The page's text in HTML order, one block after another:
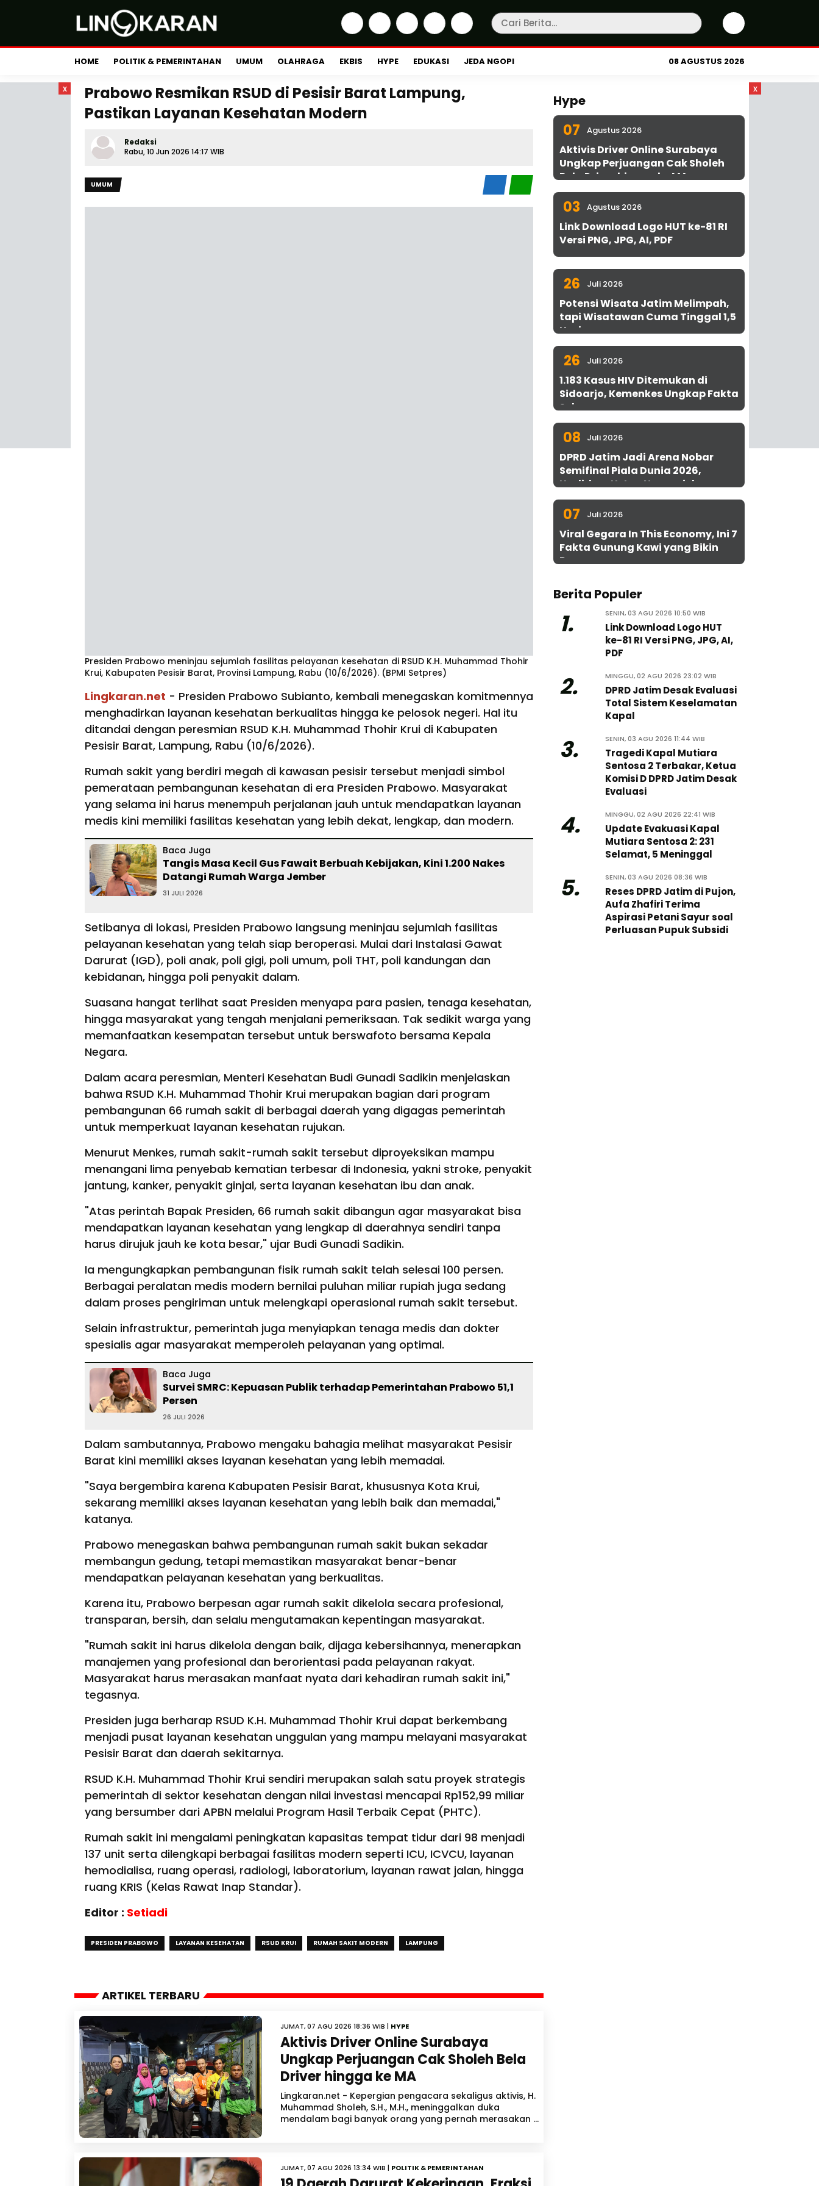
HOME POLITIK & PEMERINTAHAN UMUM OLAHRAGA EKBIS HYPE EDUKASI JEDA NGOPI 08 AGUSTUS 2026
x x
Prabowo Resmikan RSUD di Pesisir Barat Lampung,
Pastikan Layanan Kesehatan Modern
Redaksi
Rabu, 10 Jun 2026 14:17 WIB
UMUM
Presiden Prabowo meninjau sejumlah fasilitas pelayanan kesehatan di RSUD K.H. Muhammad Thohir
Krui, Kabupaten Pesisir Barat, Provinsi Lampung, Rabu (10/6/2026). (BPMI Setpres)
Lingkaran.net - Presiden Prabowo Subianto, kembali menegaskan komitmennya
menghadirkan layanan kesehatan berkualitas hingga ke pelosok negeri. Hal itu
ditandai dengan peresmian RSUD K.H. Muhammad Thohir Krui di Kabupaten
Pesisir Barat, Lampung, Rabu (10/6/2026).
Rumah sakit yang berdiri megah di kawasan pesisir tersebut menjadi simbol
pemerataan pembangunan kesehatan di era Presiden Prabowo. Masyarakat
yang selama ini harus menempuh perjalanan jauh untuk mendapatkan layanan
medis kini memiliki fasilitas kesehatan yang lebih dekat, lengkap, dan modern.
Baca Juga
Tangis Masa Kecil Gus Fawait Berbuah Kebijakan, Kini 1.200 Nakes
Datangi Rumah Warga Jember
31 JULI 2026
Setibanya di lokasi, Presiden Prabowo langsung meninjau sejumlah fasilitas
pelayanan kesehatan yang telah siap beroperasi. Mulai dari Instalasi Gawat
Darurat (IGD), poli anak, poli gigi, poli umum, poli THT, poli kandungan dan
kebidanan, hingga poli penyakit dalam.
Suasana hangat terlihat saat Presiden menyapa para pasien, tenaga kesehatan,
hingga masyarakat yang tengah menjalani pemeriksaan. Tak sedikit warga yang
memanfaatkan kesempatan tersebut untuk berswafoto bersama Kepala
Negara.
Dalam acara peresmian, Menteri Kesehatan Budi Gunadi Sadikin menjelaskan
bahwa RSUD K.H. Muhammad Thohir Krui merupakan bagian dari program
pembangunan 66 rumah sakit di berbagai daerah yang digagas pemerintah
untuk memperkuat layanan kesehatan rujukan.
Menurut Menkes, rumah sakit-rumah sakit tersebut diproyeksikan mampu
menangani lima penyebab kematian terbesar di Indonesia, yakni stroke, penyakit
jantung, kanker, penyakit ginjal, serta layanan kesehatan ibu dan anak.
"Atas perintah Bapak Presiden, 66 rumah sakit dibangun agar masyarakat bisa
mendapatkan layanan kesehatan yang lengkap di daerahnya sendiri tanpa
harus dirujuk jauh ke kota besar," ujar Budi Gunadi Sadikin.
Ia mengungkapkan pembangunan fisik rumah sakit telah selesai 100 persen.
Berbagai peralatan medis modern bernilai puluhan miliar rupiah juga sedang
dalam proses pengiriman untuk melengkapi operasional rumah sakit tersebut.
Selain infrastruktur, pemerintah juga menyiapkan tenaga medis dan dokter
spesialis agar masyarakat memperoleh pelayanan yang optimal.
Baca Juga
Survei SMRC: Kepuasan Publik terhadap Pemerintahan Prabowo 51,1
Persen
26 JULI 2026
Dalam sambutannya, Prabowo mengaku bahagia melihat masyarakat Pesisir
Barat kini memiliki akses layanan kesehatan yang lebih memadai.
"Saya bergembira karena Kabupaten Pesisir Barat, khususnya Kota Krui,
sekarang memiliki akses layanan kesehatan yang lebih baik dan memadai,"
katanya.
Prabowo menegaskan bahwa pembangunan rumah sakit bukan sekadar
membangun gedung, tetapi memastikan masyarakat benar-benar
mendapatkan pelayanan kesehatan yang berkualitas.
Karena itu, Prabowo berpesan agar rumah sakit dikelola secara profesional,
transparan, bersih, dan selalu mengutamakan kepentingan masyarakat.
"Rumah sakit ini harus dikelola dengan baik, dijaga kebersihannya, menerapkan
manajemen yang profesional dan berorientasi pada pelayanan rakyat.
Masyarakat harus merasakan manfaat nyata dari kehadiran rumah sakit ini,"
tegasnya.
Presiden juga berharap RSUD K.H. Muhammad Thohir Krui dapat berkembang
menjadi pusat layanan kesehatan unggulan yang mampu melayani masyarakat
Pesisir Barat dan daerah sekitarnya.
RSUD K.H. Muhammad Thohir Krui sendiri merupakan salah satu proyek strategis
pemerintah di sektor kesehatan dengan nilai investasi mencapai Rp152,99 miliar
yang bersumber dari APBN melalui Program Hasil Terbaik Cepat (PHTC).
Rumah sakit ini mengalami peningkatan kapasitas tempat tidur dari 98 menjadi
137 unit serta dilengkapi berbagai fasilitas modern seperti ICU, ICVCU, layanan
hemodialisa, ruang operasi, radiologi, laboratorium, layanan rawat jalan, hingga
ruang KRIS (Kelas Rawat Inap Standar).
Editor : Setiadi
PRESIDEN PRABOWO LAYANAN KESEHATAN RSUD KRUI RUMAH SAKIT MODERN LAMPUNG
ARTIKEL TERBARU
JUMAT, 07 AGU 2026 18:36 WIB | HYPE
Aktivis Driver Online Surabaya
Ungkap Perjuangan Cak Sholeh Bela
Driver hingga ke MA
Lingkaran.net - Kepergian pengacara sekaligus aktivis, H.
Muhammad Sholeh, S.H., M.H., meninggalkan duka
mendalam bagi banyak orang yang pernah merasakan ...
JUMAT, 07 AGU 2026 13:34 WIB | POLITIK & PEMERINTAHAN
Hype
07 Agustus 2026
Aktivis Driver Online Surabaya
Ungkap Perjuangan Cak Sholeh
Bela Driver hingga ke MA
03 Agustus 2026
Link Download Logo HUT ke-81 RI
Versi PNG, JPG, AI, PDF
26 Juli 2026
Potensi Wisata Jatim Melimpah,
tapi Wisatawan Cuma Tinggal 1,5
Hari
26 Juli 2026
1.183 Kasus HIV Ditemukan di
Sidoarjo, Kemenkes Ungkap Fakta
Sebenarnya
08 Juli 2026
DPRD Jatim Jadi Arena Nobar
Semifinal Piala Dunia 2026,
Hadirkan Uston Nawawi dan
UMKM Gratis untuk 1.000 Warga
07 Juli 2026
Viral Gegara In This Economy, Ini 7
Fakta Gunung Kawi yang Bikin
Penasaran
Berita Populer
1. SENIN, 03 AGU 2026 10:50 WIB
Link Download Logo HUT
ke-81 RI Versi PNG, JPG, AI,
PDF
2. MINGGU, 02 AGU 2026 23:02 WIB
DPRD Jatim Desak Evaluasi
Total Sistem Keselamatan
Kapal
3. SENIN, 03 AGU 2026 11:44 WIB
Tragedi Kapal Mutiara
Sentosa 2 Terbakar, Ketua
Komisi D DPRD Jatim Desak
Evaluasi
4. MINGGU, 02 AGU 2026 22:41 WIB
Update Evakuasi Kapal
Mutiara Sentosa 2: 231
Selamat, 5 Meninggal
5. SENIN, 03 AGU 2026 08:36 WIB
Reses DPRD Jatim di Pujon,
Aufa Zhafiri Terima
Aspirasi Petani Sayur soal
Perluasan Pupuk Subsidi